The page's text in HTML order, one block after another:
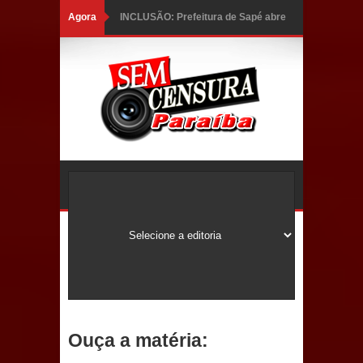
Agora INCLUSÃO: Prefeitura de Sapé abre
Social; veja documentação
necessária!
Ouça a matéria: